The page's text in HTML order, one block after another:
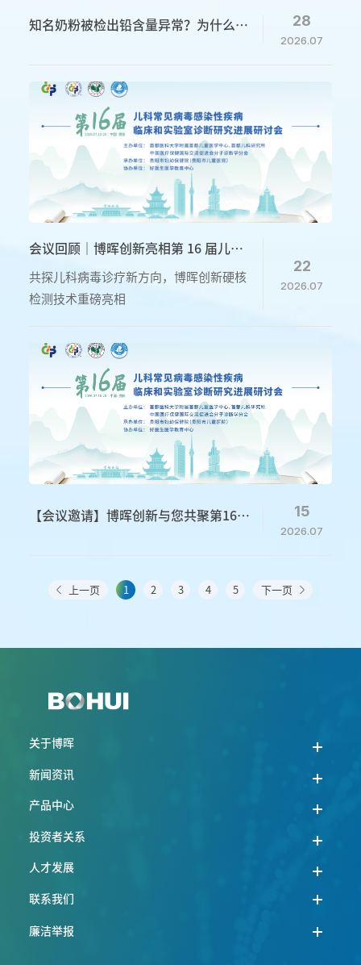
知名奶粉被检出铅含量异常？为什么儿
28
2026.07
会议回顾｜博晖创新亮相第 16 届儿科
儿童精准诊疗
共探儿科病毒诊疗新方向，博晖创新硬核
检测技术重磅亮相
22
2026.07
【会议邀请】博晖创新与您共聚第16届
15
2026.07
上一页 1 2 3 4 5 下一页
关于博晖
新闻资讯
产品中心
投资者关系
人才发展
联系我们
廉洁举报